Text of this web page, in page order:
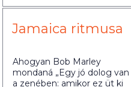
Jamaica ritmusa
Ahogyan Bob Marley
mondaná „Egy jó dolog van
a zenében: amikor ez üt ki